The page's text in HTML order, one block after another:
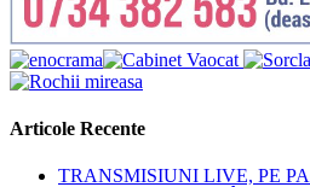
Articole Recente
TRANSMISIUNI LIVE, PE